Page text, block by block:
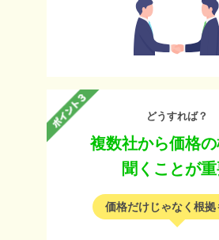
どうすれば？
複数社から価格
聞くことが
価格だけじゃなく根拠